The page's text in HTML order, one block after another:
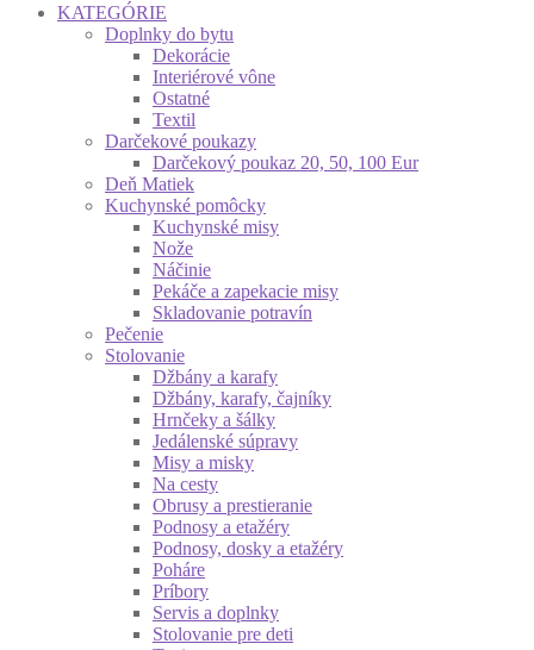
KATEGÓRIE
Doplnky do bytu
Dekorácie
Interiérové vône
Ostatné
Textil
Darčekové poukazy
Darčekový poukaz 20, 50, 100 Eur
Deň Matiek
Kuchynské pomôcky
Kuchynské misy
Nože
Náčinie
Pekáče a zapekacie misy
Skladovanie potravín
Pečenie
Stolovanie
Džbány a karafy
Džbány, karafy, čajníky
Hrnčeky a šálky
Jedálenské súpravy
Misy a misky
Na cesty
Obrusy a prestieranie
Podnosy a etažéry
Podnosy, dosky a etažéry
Poháre
Príbory
Servis a doplnky
Stolovanie pre deti